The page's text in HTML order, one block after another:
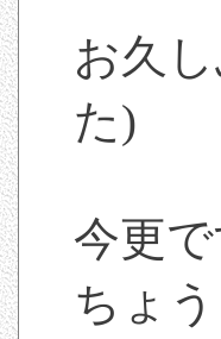
お久
た)
今更
ちょ